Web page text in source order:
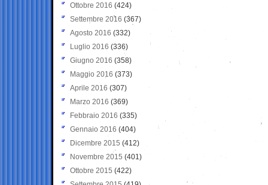
Ottobre 2016 (424)
Settembre 2016 (367)
Agosto 2016 (332)
Luglio 2016 (336)
Giugno 2016 (358)
Maggio 2016 (373)
Aprile 2016 (307)
Marzo 2016 (369)
Febbraio 2016 (335)
Gennaio 2016 (404)
Dicembre 2015 (412)
Novembre 2015 (401)
Ottobre 2015 (422)